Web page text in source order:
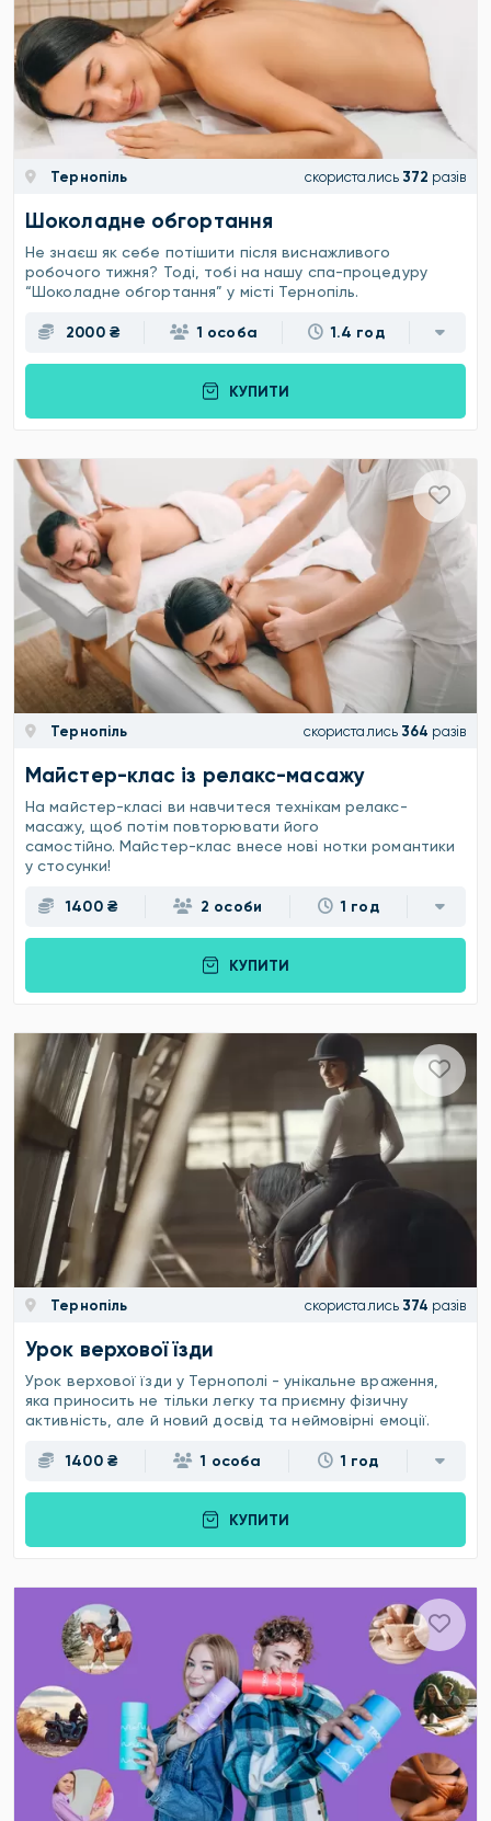
Тернопіль скористались 372 разів
Шоколадне обгортання
Не знаєш як себе потішити після виснажливого
робочого тижня? Тоді, тобі на нашу спа-процедуру
“Шоколадне обгортання” у місті Тернопіль.
2000 ₴ 1 особа 1.4 год
КУПИТИ
Тернопіль скористались 364 разів
Майстер-клас із релакс-масажу
На майстер-класі ви навчитеся технікам релакс-
масажу, щоб потім повторювати його
самостійно. Майстер-клас внесе нові нотки романтики
у стосунки!
1400 ₴ 2 особи 1 год
КУПИТИ
Тернопіль скористались 374 разів
Урок верхової їзди
Урок верхової їзди у Тернополі - унікальне враження,
яка приносить не тільки легку та приємну фізичну
активність, але й новий досвід та неймовірні емоції.
1400 ₴ 1 особа 1 год
КУПИТИ